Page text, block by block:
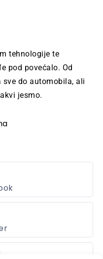
tehnologije te
pod povećalo. Od
sve do automobila, ali
jesmo.